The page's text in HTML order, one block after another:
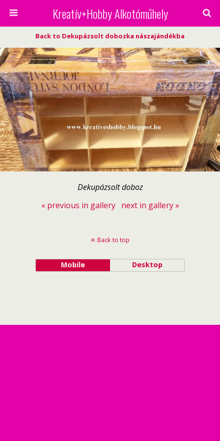
Kreatív+Hobby Alkotóműhely
Back to Dekupázsolt dobozka nászajándékba
Dekupázsolt doboz
« previous in gallery
next in gallery »
Back to top
Mobile Desktop